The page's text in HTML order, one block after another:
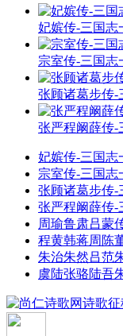
妃嫔传-三国志
宗室传-三国志
张顾诸葛步传-
张严程阚薛传-
妃嫔传-三国志
宗室传-三国志
张顾诸葛步传-
张严程阚薛传-
周瑜鲁肃吕蒙
程黄韩蒋周陈
朱治朱然吕范
虞陆张骆陆吾